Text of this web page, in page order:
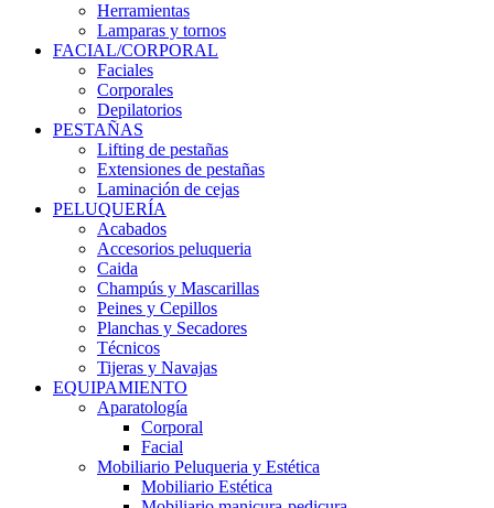
Herramientas
Lamparas y tornos
FACIAL/CORPORAL
Faciales
Corporales
Depilatorios
PESTAÑAS
Lifting de pestañas
Extensiones de pestañas
Laminación de cejas
PELUQUERÍA
Acabados
Accesorios peluqueria
Caida
Champús y Mascarillas
Peines y Cepillos
Planchas y Secadores
Técnicos
Tijeras y Navajas
EQUIPAMIENTO
Aparatología
Corporal
Facial
Mobiliario Peluqueria y Estética
Mobiliario Estética